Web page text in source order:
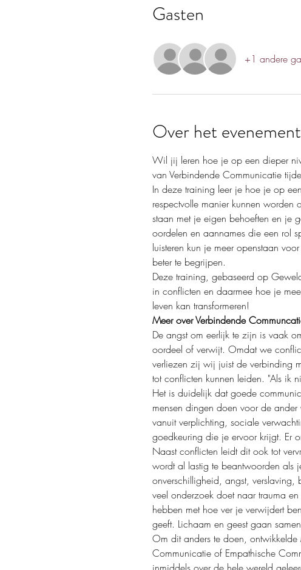
Gasten
+1 andere
Over het evenement
Wil jij leren hoe je op een dieper
van Verbindende Communicatie
In deze training leer je hoe je op
respectvolle manier kunnen worden
staan met je eigen behoeften en je
oordelen en aannames die een rol
luisteren kun je meer openstaan
beter te begrijpen.
Deze training, gebaseerd op
in conflicten en daarmee hoe je
leven kan transformeren!
Meer over Verbindende
De angst om eerlijk te zijn is vaak
oordeel of verwijt. Omdat we
verliezen zij wij juist de verbinding
tot conflicten kunnen leiden. "Als ik
Het is duidelijk dat goede
mensen dingen doen voor de
vanuit verplichting, sociale
goedkeuring die je ervoor krijgt. Er
Naast conflicten leidt dit ook tot
wordt al lastig te beantwoorden als
onverschilligheid, angst, verslaving,
veel onderzoek doet naar trauma
hebben met hoe ver je verwijdert
geeft. Lichaam en geest gaan
Om dit anders te doen,
Communicatie of Empathische